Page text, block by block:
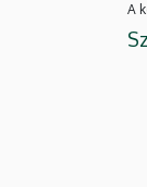
A